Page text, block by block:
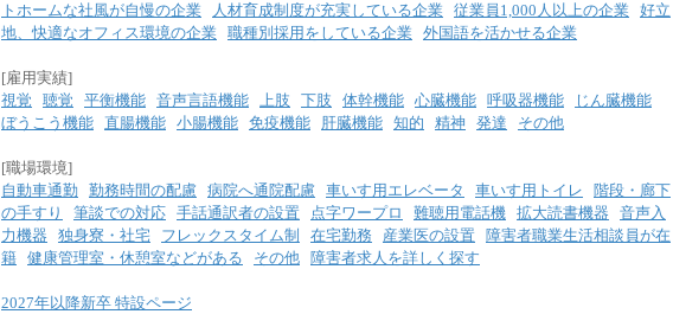
トホームな社風が自慢の企業
人材育成制度が充実している企業 従業員1,000人以上の企業 好立
地、快適なオフィス環境の企業 職種別採用をしている企業 外国語を活かせる企業
[雇用実績]
視覚
聴覚 平衡機能 音声言語機能 上肢 下肢 体幹機能 心臓機能 呼吸器機能
じん臓機能
ぼうこう機能 直腸機能 小腸機能 免疫機能 肝臓機能 知的 精神 発達 その他
[職場環境]
自動車通勤
勤務時間の配慮 病院へ通院配慮 車いす用エレベータ 車いす用トイレ
階段・廊下
の手すり
筆談での対応 手話通訳者の設置 点字ワープロ 難聴用電話機 拡大読書機器
音声入
力機器
独身寮・社宅 フレックスタイム制 在宅勤務 産業医の設置
障害者職業生活相談員が在
籍 健康管理室・休憩室などがある その他 障害者求人を詳しく探す
2027年以降新卒 特設ページ